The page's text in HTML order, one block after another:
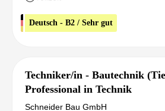
Deutsch - B2 / Sehr gut
Techniker/in - Bautechnik
Professional in Technik
Schneider Bau GmbH